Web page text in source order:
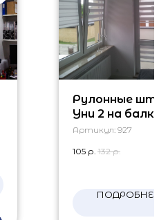
Рулонные
Уни 2 на балкон
Артикул: 927
105 р. 132 р.
ПОДРОБНЕЕ